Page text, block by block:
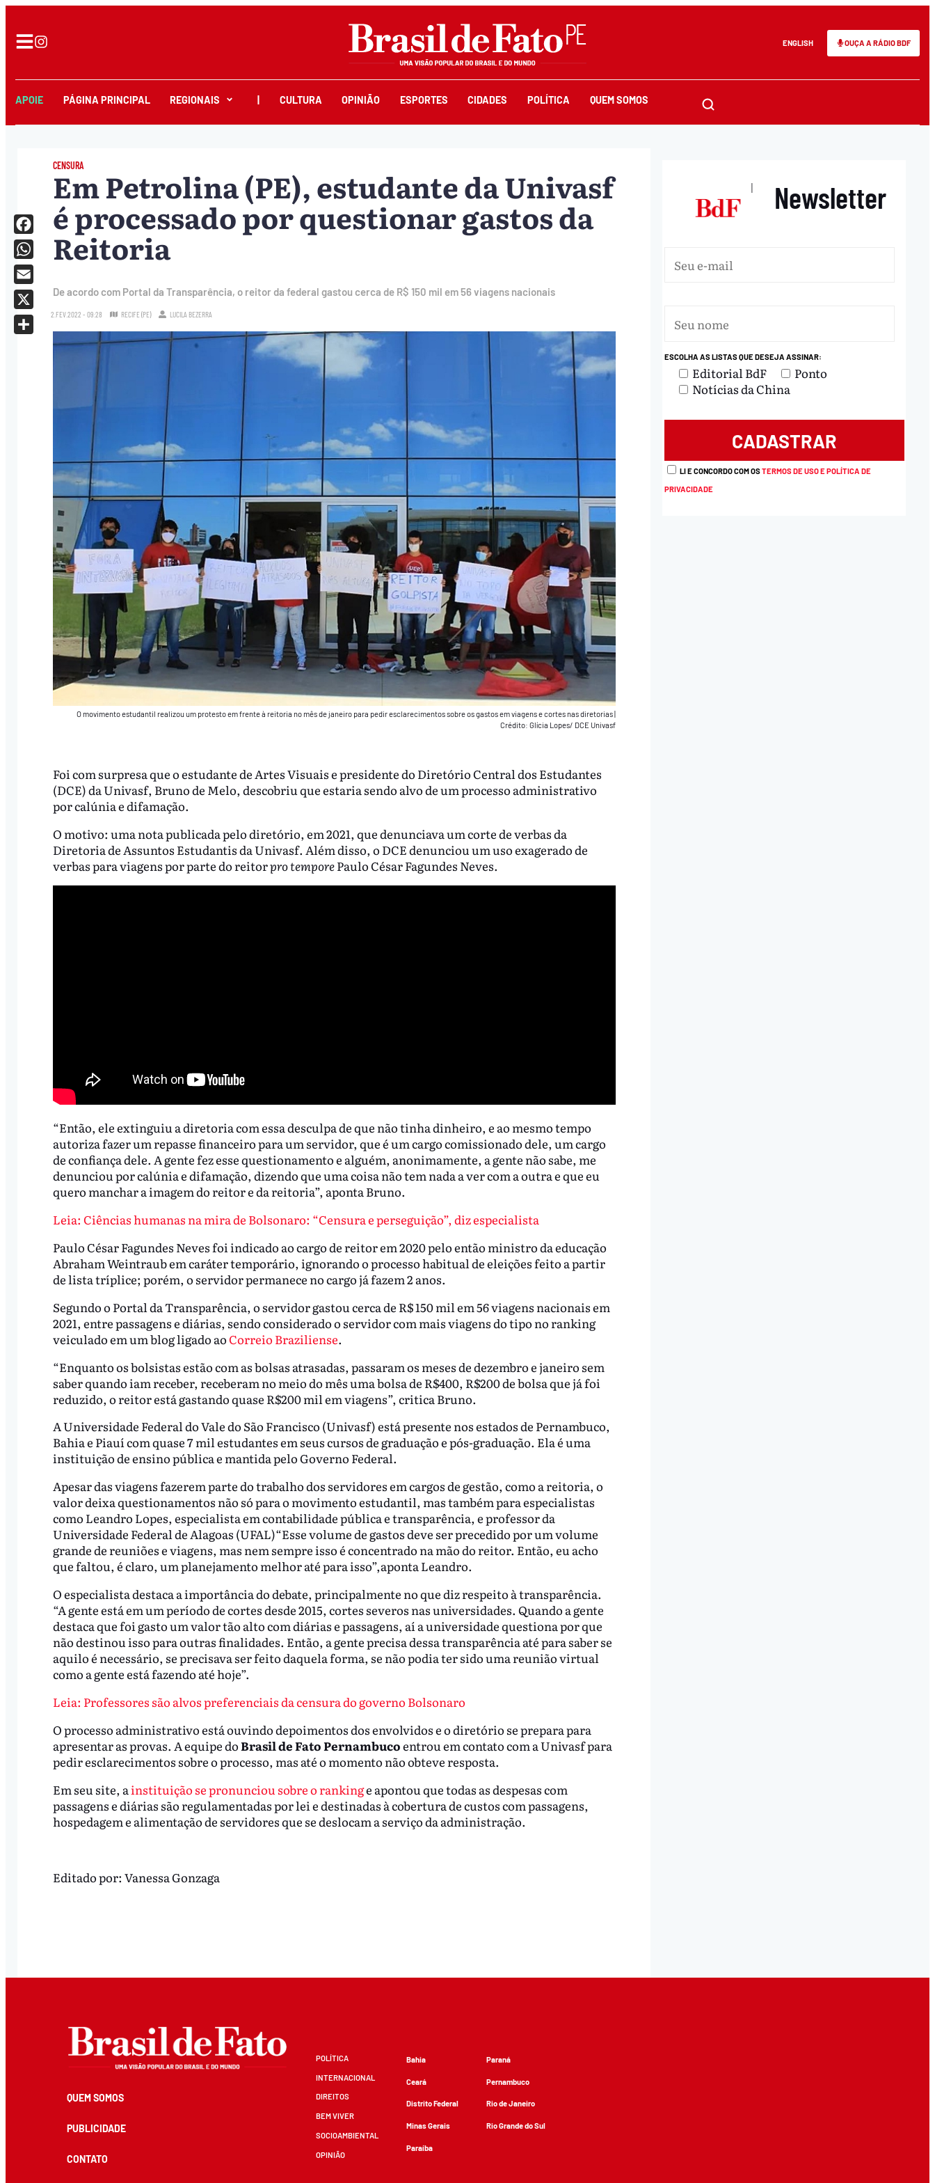
ENGLISH OUÇA A RÁDIO BDF
APOIE PÁGINA PRINCIPAL REGIONAIS CULTURA OPINIÃO ESPORTES CIDADES POLÍTICA QUEM SOMOS
CENSURA
Em Petrolina (PE), estudante da Univasf
é processado por questionar gastos da
Reitoria
De acordo com Portal da Transparência, o reitor da federal gastou cerca de R$ 150 mil em 56 viagens nacionais
2.FEV.2022 - 09:28 RECIFE (PE) LUCILA BEZERRA
O movimento estudantil realizou um protesto em frente à reitoria no mês de janeiro para pedir esclarecimentos sobre os gastos em viagens e cortes nas diretorias|
Crédito: Glícia Lopes/ DCE Univasf
Foi com surpresa que o estudante de Artes Visuais e presidente do Diretório Central dos Estudantes
(DCE) da Univasf, Bruno de Melo, descobriu que estaria sendo alvo de um processo administrativo
por calúnia e difamação.
O motivo: uma nota publicada pelo diretório, em 2021, que denunciava um corte de verbas da
Diretoria de Assuntos Estudantis da Univasf. Além disso, o DCE denunciou um uso exagerado de
verbas para viagens por parte do reitorpro temporePaulo César Fagundes Neves.
“Então, ele extinguiu a diretoria com essa desculpa de que não tinha dinheiro, e ao mesmo tempo
autoriza fazer um repasse financeiro para um servidor, que é um cargo comissionado dele, um cargo
de confiança dele. A gente fez esse questionamento e alguém, anonimamente, a gente não sabe, me
denunciou por calúnia e difamação, dizendo que uma coisa não tem nada a ver com a outra e que eu
quero manchar a imagem do reitor e da reitoria”, aponta Bruno.
Leia: Ciências humanas na mira de Bolsonaro: “Censura e perseguição”, diz especialista
Paulo César Fagundes Neves foi indicado ao cargo de reitor em 2020 pelo então ministro da educação
Abraham Weintraub em caráter temporário, ignorando o processo habitual de eleições feito a partir
de lista tríplice; porém, o servidor permanece no cargo já fazem 2 anos.
Segundo o Portal da Transparência, o servidor gastou cerca de R$ 150 mil em 56 viagens nacionais em
2021, entre passagens e diárias, sendo considerado o servidor com mais viagens do tipo no ranking
veiculado em um blog ligado aoCorreio Braziliense.
“Enquanto os bolsistas estão com as bolsas atrasadas, passaram os meses de dezembro e janeiro sem
saber quando iam receber, receberam no meio do mês uma bolsa de R$400, R$200 de bolsa que já foi
reduzido, o reitor está gastando quase R$200 mil em viagens”, critica Bruno.
A Universidade Federal do Vale do São Francisco (Univasf) está presente nos estados de Pernambuco,
Bahia e Piauí com quase 7 mil estudantes em seus cursos de graduação e pós-graduação. Ela é uma
instituição de ensino pública e mantida pelo Governo Federal.
Apesar das viagens fazerem parte do trabalho dos servidores em cargos de gestão, como a reitoria, o
valor deixa questionamentos não só para o movimento estudantil, mas também para especialistas
como Leandro Lopes, especialista em contabilidade pública e transparência, e professor da
Universidade Federal de Alagoas (UFAL)“Esse volume de gastos deve ser precedido por um volume
grande de reuniões e viagens, mas nem sempre isso é concentrado na mão do reitor. Então, eu acho
que faltou, é claro, um planejamento melhor até para isso”,aponta Leandro.
O especialista destaca a importância do debate, principalmente no que diz respeito à transparência.
“A gente está em um período de cortes desde 2015, cortes severos nas universidades. Quando a gente
destaca que foi gasto um valor tão alto com diárias e passagens, aí a universidade questiona por que
não destinou isso para outras finalidades. Então, a gente precisa dessa transparência até para saber se
aquilo é necessário, se precisava ser feito daquela forma, se não podia ter sido uma reunião virtual
como a gente está fazendo até hoje”.
Leia: Professores são alvos preferenciais da censura do governo Bolsonaro
O processo administrativo está ouvindo depoimentos dos envolvidos e o diretório se prepara para
apresentar as provas. A equipe doBrasil de Fato Pernambucoentrou em contato com a Univasf para
pedir esclarecimentos sobre o processo, mas até o momento não obteve resposta.
Em seu site, a instituição se pronunciou sobre o rankinge apontou que todas as despesas com
passagens e diárias são regulamentadas por lei e destinadas à cobertura de custos com passagens,
hospedagem e alimentação de servidores que se deslocam a serviço da administração.
Facebook
WhatsApp
Email
X
Editado por: Vanessa Gonzaga
| Newsletter
ESCOLHA AS LISTAS QUE DESEJA ASSINAR:
Editorial BdF
Ponto
Notícias da China
LI E CONCORDO COM OSTERMOS DE USO E POLÍTICA DE
PRIVACIDADE
QUEM SOMOS
PUBLICIDADE
CONTATO
POLÍTICA
INTERNACIONAL
DIREITOS
BEM VIVER
SOCIOAMBIENTAL
OPINIÃO
Bahia
Ceará
Distrito Federal
Minas Gerais
Paraíba
Paraná
Pernambuco
Rio de Janeiro
Rio Grande do Sul